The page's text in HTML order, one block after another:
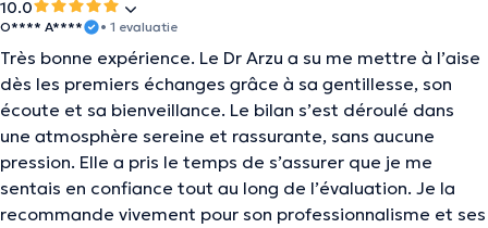
10.0
O**** A**** • 1 evaluatie
Très bonne expérience. Le Dr Arzu a su me mettre à l’aise
dès les premiers échanges grâce à sa gentillesse, son
écoute et sa bienveillance. Le bilan s’est déroulé dans
une atmosphère sereine et rassurante, sans aucune
pression. Elle a pris le temps de s’assurer que je me
sentais en confiance tout au long de l’évaluation. Je la
recommande vivement pour son professionnalisme et ses